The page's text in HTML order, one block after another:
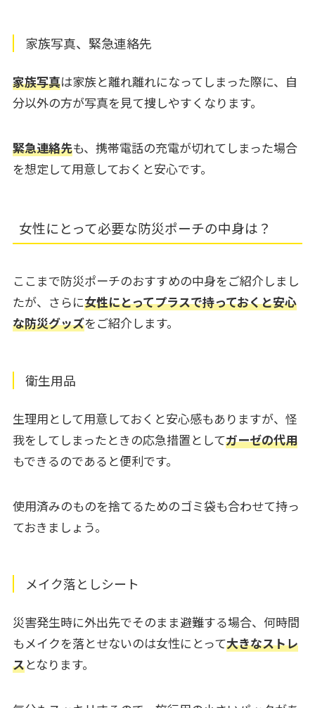
家族写真、緊急連絡先
家族写真は家族と離れ離れになってしまった際に、自
分以外の方が写真を見て捜しやすくなります。
緊急連絡先も、携帯電話の充電が切れてしまった場合
を想定して用意しておくと安心です。
女性にとって必要な防災ポーチの中身は？
ここまで防災ポーチのおすすめの中身をご紹介しまし
たが、さらに女性にとってプラスで持っておくと安心
な防災グッズをご紹介します。
衛生用品
生理用として用意しておくと安心感もありますが、怪
我をしてしまったときの応急措置としてガーゼの代用
もできるのであると便利です。
使用済みのものを捨てるためのゴミ袋も合わせて持っ
ておきましょう。
メイク落としシート
災害発生時に外出先でそのまま避難する場合、何時間
もメイクを落とせないのは女性にとって大きなストレ
スとなります。